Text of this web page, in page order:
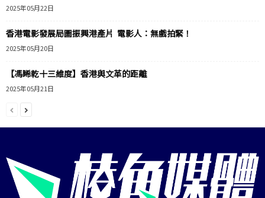
2025年05月22日
香港電影發展局圖振興港產片 電影人：無戲拍緊！
2025年05月20日
【馮睎乾十三維度】香港與文革的距離
2025年05月21日